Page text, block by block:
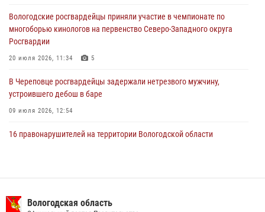
29 июля 2026, 13:20
Вологодские росгвардейцы приняли участие в чемпионате по
многоборью кинологов на первенство Северо-Западного округа
Росгвардии
20 июля 2026, 11:34 5
В Череповце росгвардейцы задержали нетрезвого мужчину,
устроившего дебош в баре
09 июля 2026, 12:54
16 правонарушителей на территории Вологодской области
В Великом Устюге росгвардейцы задержали мужчин, устроивших
Вологодская область